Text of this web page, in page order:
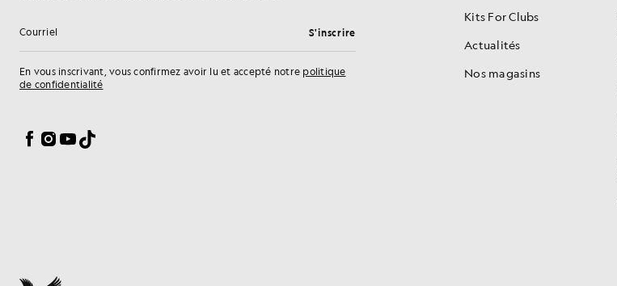
Adresse e-mail S'inscrire
En vous inscrivant, vous confirmez avoir lu et accepté notre politique
de confidentialité
Facebook
Instagram
YouTube
TikTok
Kits For Clubs
Actualités
Nos magasins